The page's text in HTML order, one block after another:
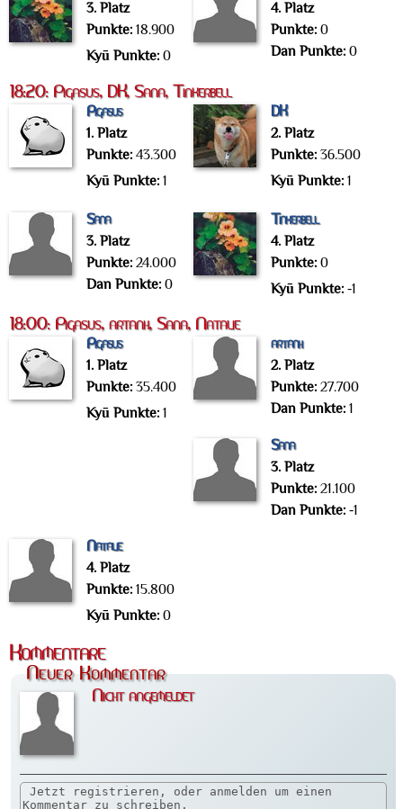
3. Platz
Punkte: 18.900
Kyū Punkte: 0
4. Platz
Punkte: 0
Dan Punkte: 0
18:20: Pigasus, DK, Sana, Tinkerbell
Pigasus
1. Platz
Punkte: 43.300
Kyū Punkte: 1
DK
2. Platz
Punkte: 36.500
Kyū Punkte: 1
Sana
3. Platz
Punkte: 24.000
Dan Punkte: 0
Tinkerbell
4. Platz
Punkte: 0
Kyū Punkte: -1
18:00: Pigasus, artanh, Sana, Natalie
Pigasus
1. Platz
Punkte: 35.400
Kyū Punkte: 1
artanh
2. Platz
Punkte: 27.700
Dan Punkte: 1
Sana
3. Platz
Punkte: 21.100
Dan Punkte: -1
Natalie
4. Platz
Punkte: 15.800
Kyū Punkte: 0
Kommentare
Neuer Kommentar
Nicht angemeldet